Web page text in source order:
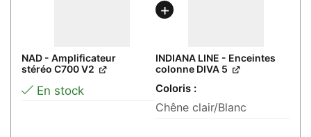
NAD - Amplificateur
stéréo C700 V2
En stock
INDIANA LINE - Enceintes
colonne DIVA 5
Coloris
Chêne clair/Blanc